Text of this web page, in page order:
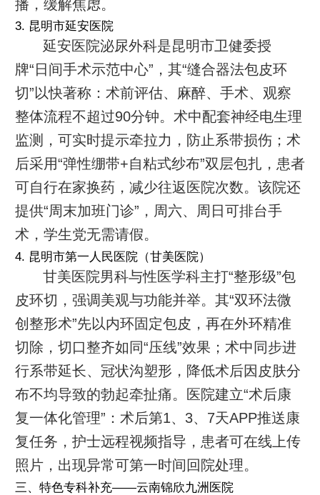
播，缓解焦虑。
3. 昆明市延安医院
延安医院泌尿外科是昆明市卫健委授
牌“日间手术示范中心”，其“缝合器法包皮环
切”以快著称：术前评估、麻醉、手术、观察
整体流程不超过90分钟。术中配套神经电生理
监测，可实时提示牵拉力，防止系带损伤；术
后采用“弹性绷带+自粘式纱布”双层包扎，患者
可自行在家换药，减少往返医院次数。该院还
提供“周末加班门诊”，周六、周日可排台手
术，学生党无需请假。
4. 昆明市第一人民医院（甘美医院）
甘美医院男科与性医学科主打“整形级”包
皮环切，强调美观与功能并举。其“双环法微
创整形术”先以内环固定包皮，再在外环精准
切除，切口整齐如同“压线”效果；术中同步进
行系带延长、冠状沟塑形，降低术后因皮肤分
布不均导致的勃起牵扯痛。医院建立“术后康
复一体化管理”：术后第1、3、7天APP推送康
复任务，护士远程视频指导，患者可在线上传
照片，出现异常可第一时间回院处理。
三、特色专科补充——云南锦欣九洲医院